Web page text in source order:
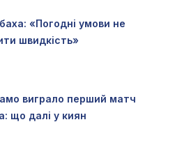
«Погодні умови не
швидкість»
виграло перший матч
що далі у киян